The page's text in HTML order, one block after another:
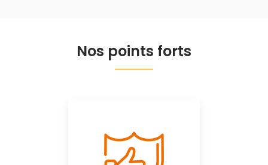
Nos points forts